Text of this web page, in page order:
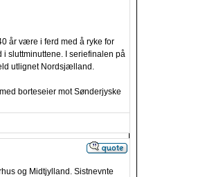
år være i ferd med å ryke for
i sluttminuttene. I seriefinalen på
utlignet Nordsjælland.
med borteseier mot Sønderjyske
og Midtjylland. Sistnevnte